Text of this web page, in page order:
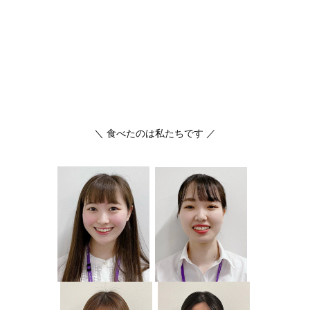
＼ 食べたのは私たちです ／